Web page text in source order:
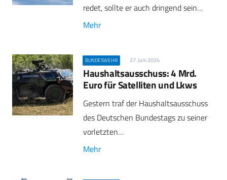
redet, sollte er auch dringend sein…
Mehr
BUNDESWEHR 27. Juni 2024
Haushaltsausschuss: 4 Mrd.
Euro für Satelliten und Lkws
Gestern traf der Haushaltsausschuss
des Deutschen Bundestags zu seiner
vorletzten…
Mehr